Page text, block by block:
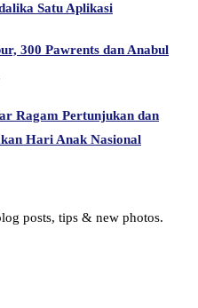
Satu Aplikasi
300 Pawrents dan Anabul
Ragam Pertunjukan dan
Hari Anak Nasional
posts, tips & new photos.